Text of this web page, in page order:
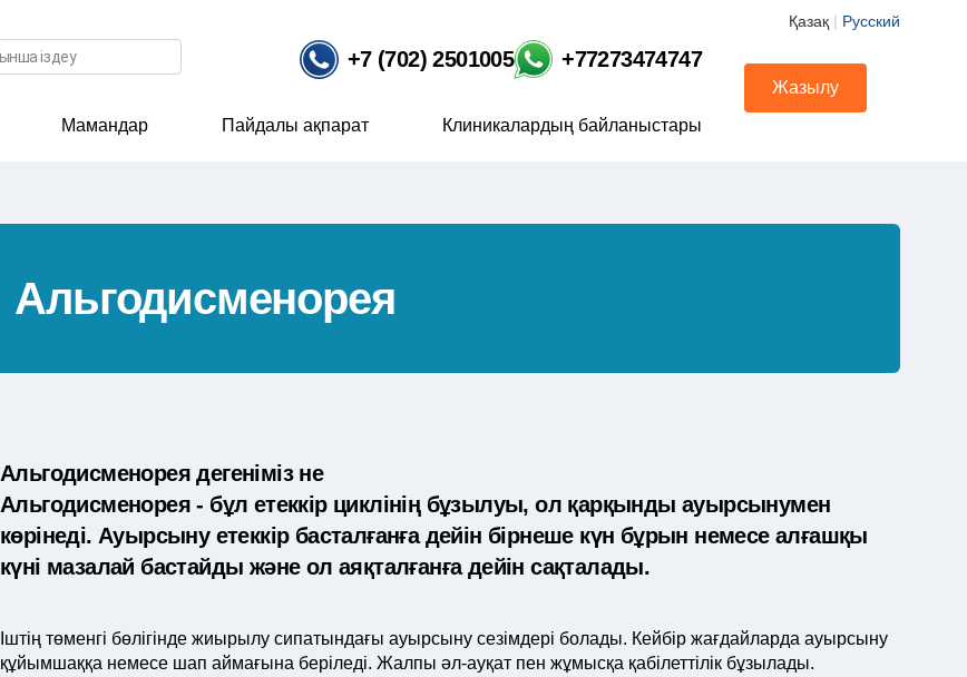
Қазақ | Русский
+7 (702) 2501005 +77273474747
Мамандар Пайдалы ақпарат Клиникалардың байланыстары
Жазылу
Альгодисменорея
Альгодисменорея дегеніміз не
Альгодисменорея - бұл етеккір циклінің бұзылуы, ол қарқынды ауырсынумен
көрінеді. Ауырсыну етеккір басталғанға дейін бірнеше күн бұрын немесе алғашқы
күні мазалай бастайды және ол аяқталғанға дейін сақталады.
Іштің төменгі бөлігінде жиырылу сипатындағы ауырсыну сезімдері болады. Кейбір жағдайларда ауырсыну
құйымшаққа немесе шап аймағына беріледі. Жалпы әл-ауқат пен жұмысқа қабілеттілік бұзылады.